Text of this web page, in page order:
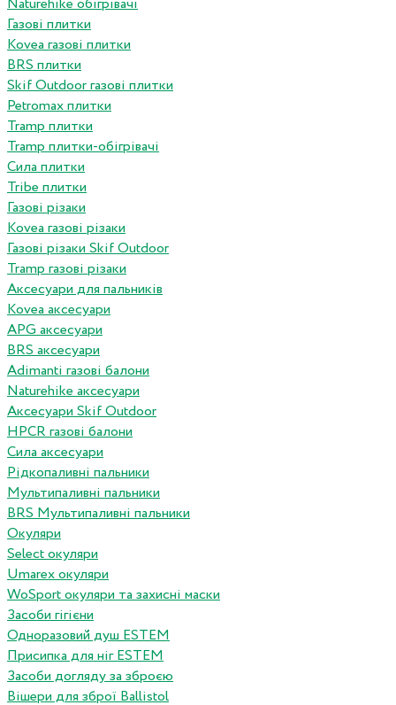
Naturehike обігрівачі
Газові плитки
Kovea газові плитки
BRS плитки
Skif Outdoor газові плитки
Petromax плитки
Tramp плитки
Tramp плитки-обігрівачі
Сила плитки
Tribe плитки
Газові різаки
Kovea газові різаки
Газові різаки Skif Outdoor
Tramp газові різаки
Аксесуари для пальників
Kovea аксесуари
APG аксесуари
BRS аксесуари
Adimanti газові балони
Naturehike аксесуари
Аксесуари Skif Outdoor
HPCR газові балони
Сила аксесуари
Рідкопаливні пальники
Мультипаливні пальники
BRS Мультипаливні пальники
Окуляри
Select окуляри
Umarex окуляри
WoSport окуляри та захисні маски
Засоби гігієни
Одноразовий душ ESTEM
Присипка для ніг ESTEM
Засоби догляду за зброєю
Вішери для зброї Ballistol